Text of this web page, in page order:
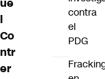
l
Co
ntr
er
contra
el
PDG